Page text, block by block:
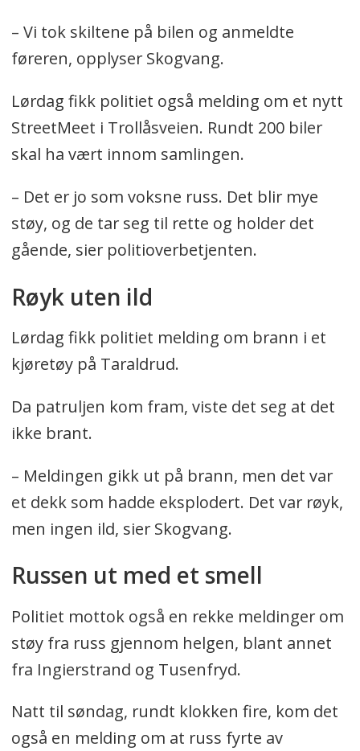
– Vi tok skiltene på bilen og anmeldte
føreren, opplyser Skogvang.
Lørdag fikk politiet også melding om et nytt
StreetMeet i Trollåsveien. Rundt 200 biler
skal ha vært innom samlingen.
– Det er jo som voksne russ. Det blir mye
støy, og de tar seg til rette og holder det
gående, sier politioverbetjenten.
Røyk uten ild
Lørdag fikk politiet melding om brann i et
kjøretøy på Taraldrud.
Da patruljen kom fram, viste det seg at det
ikke brant.
– Meldingen gikk ut på brann, men det var
et dekk som hadde eksplodert. Det var røyk,
men ingen ild, sier Skogvang.
Russen ut med et smell
Politiet mottok også en rekke meldinger om
støy fra russ gjennom helgen, blant annet
fra Ingierstrand og Tusenfryd.
Natt til søndag, rundt klokken fire, kom det
også en melding om at russ fyrte av